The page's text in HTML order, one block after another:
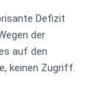
Defizit
der
auf den
keinen Zugriff.